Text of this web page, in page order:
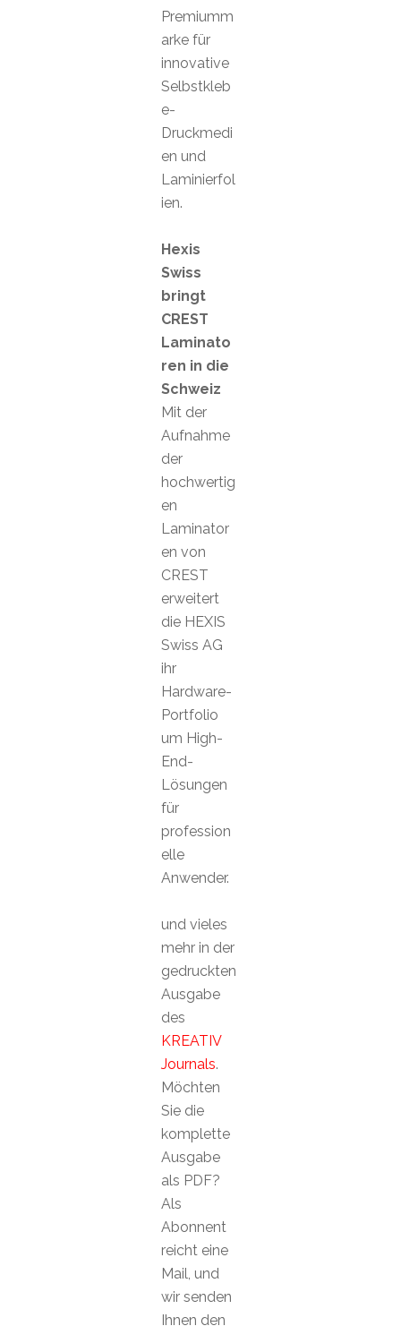
Premiumm
arke für
innovative
Selbstkleb
e-
Druckmedi
en und
Laminierfol
ien.
Hexis
Swiss
bringt
CREST
Laminato
ren in die
Schweiz
Mit der
Aufnahme
der
hochwertig
en
Laminator
en von
CREST
erweitert
die HEXIS
Swiss AG
ihr
Hardware-
Portfolio
um High-
End-
Lösungen
für
profession
elle
Anwender.
und vieles
mehr in der
gedruckten
Ausgabe
des
KREATIV
Journals.
Möchten
Sie die
komplette
Ausgabe
als PDF?
Als
Abonnent
reicht eine
Mail, und
wir senden
Ihnen den